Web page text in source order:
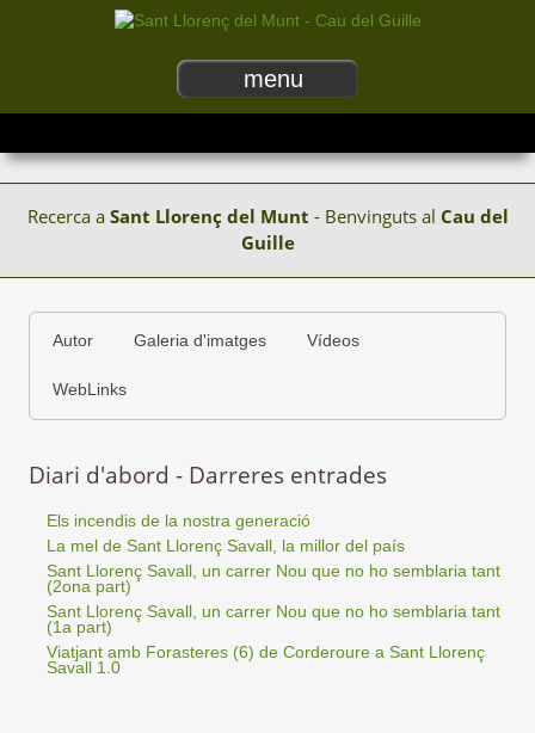
menu
Recerca a Sant Llorenç del Munt - Benvinguts al Cau del
Guille
Autor Galeria d'imatges Vídeos
WebLinks
Diari d'abord - Darreres entrades
Els incendis de la nostra generació
La mel de Sant Llorenç Savall, la millor del país
Sant Llorenç Savall, un carrer Nou que no ho semblaria tant
(2ona part)
Sant Llorenç Savall, un carrer Nou que no ho semblaria tant
(1a part)
Viatjant amb Forasteres (6) de Corderoure a Sant Llorenç
Savall 1.0